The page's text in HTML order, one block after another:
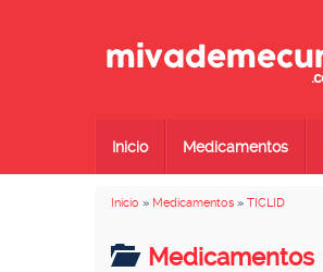
Inicio Medicamentos
Inicio » Medicamentos » TICLID
Medicamentos